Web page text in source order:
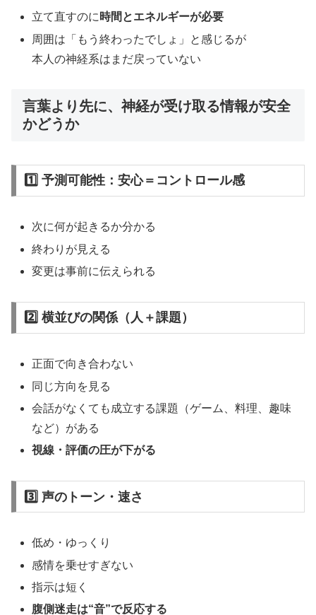
立て直すのに 時間とエネルギーが必要
周囲は「もう終わったでしょ」と感じるが
本人の神経系はまだ戻っていない
言葉より先に、神経が受け取る情報が安全
かどうか
1️⃣ 予測可能性： 安心＝コントロール感
次に何が起きるか分かる
終わりが見える
変更は事前に伝えられる
2️⃣ 横並びの関係（人＋課題）
正面で向き合わない
同じ方向を見る
会話がなくても成立する課題（ゲーム、料理、趣味
など）がある
視線・評価の圧が下がる
3️⃣ 声のトーン・速さ
低め・ゆっくり
感情を乗せすぎない
指示は短く
腹側迷走は“音”で反応する